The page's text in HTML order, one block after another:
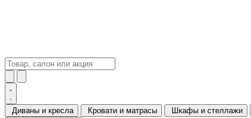
Диваны и кресла Кровати и матрасы Шкафы и стеллажи